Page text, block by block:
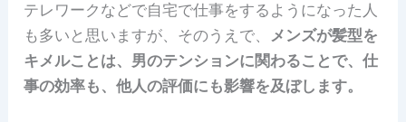
テレワークなどで自宅で仕事をするようになった人
も多いと思いますが、そのうえで、 メンズが髪型を
キメルことは、男のテンションに関わることで、仕
事の効率も、他人の評価にも影響を及ぼします。